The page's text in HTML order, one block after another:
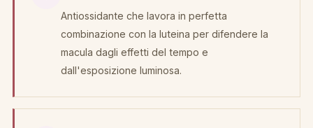
Antiossidante che lavora in perfetta
combinazione con la luteina per difendere la
macula dagli effetti del tempo e
dall'esposizione luminosa.